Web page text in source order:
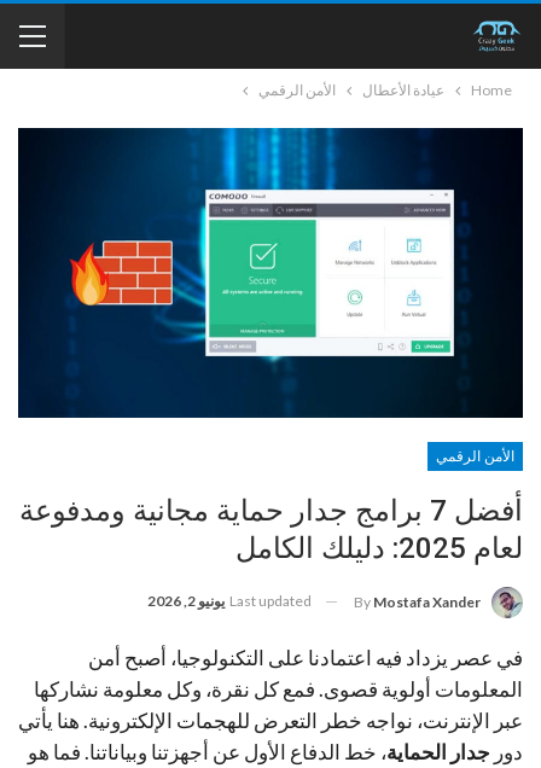
Home عيادة الأعطال الأمن الرقمي
الأمن الرقمي
أفضل 7 برامج جدار حماية مجانية ومدفوعة
لعام 2025: دليلك الكامل
By Mostafa Xander
Last updated يونيو 2, 2026
في عصر يزداد فيه اعتمادنا على التكنولوجيا، أصبح أمن
المعلومات أولوية قصوى. فمع كل نقرة، وكل معلومة نشاركها
عبر الإنترنت، نواجه خطر التعرض للهجمات الإلكترونية. هنا يأتي
دور جدار الحماية، خط الدفاع الأول عن أجهزتنا وبياناتنا. فما هو